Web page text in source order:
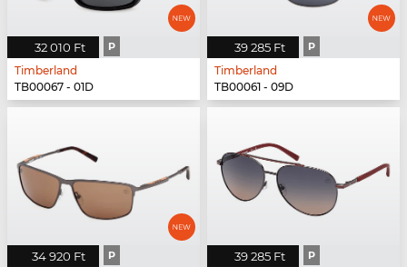
32 010 Ft P
Timberland
TB00067 - 01D
39 285 Ft P
Timberland
TB00061 - 09D
34 920 Ft P 39 285 Ft P